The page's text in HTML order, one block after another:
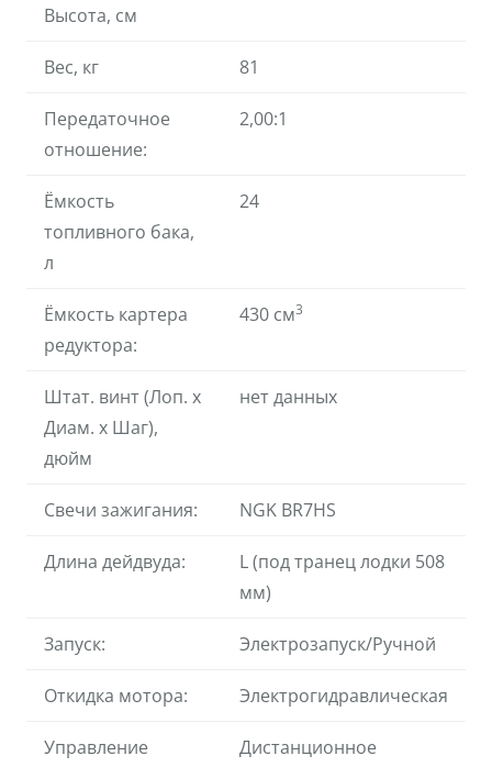
Высота, см
Вес, кг 81
Передаточное
отношение:
2,00:1
Ёмкость
топливного бака,
л
24
Ёмкость картера
редуктора:
430 см3
Штат. винт (Лоп. х
Диам. х Шаг),
дюйм
нет данных
Свечи зажигания: NGK BR7HS
Длина дейдвуда:
L (под транец лодки 508
мм)
Запуск: Электрозапуск/Ручной
Откидка мотора: Электрогидравлическая
Управление
Дистанционное